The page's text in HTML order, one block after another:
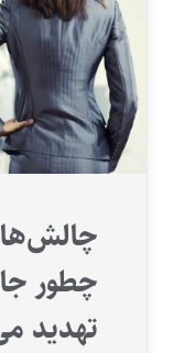
چطور
تهدید